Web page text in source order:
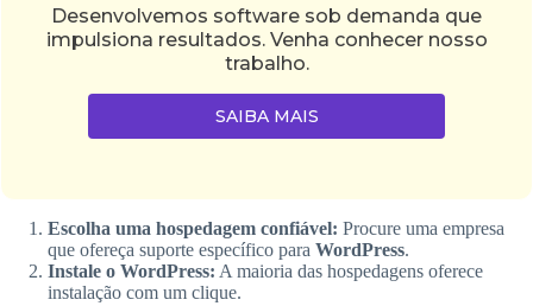
Desenvolvemos software sob demanda que
impulsiona resultados. Venha conhecer nosso
trabalho.
SAIBA MAIS
Escolha uma hospedagem confiável: Procure uma empresa
que ofereça suporte específico para WordPress.
Instale o WordPress: A maioria das hospedagens oferece
instalação com um clique.